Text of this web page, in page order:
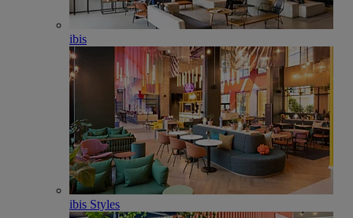
ibis
ibis Styles